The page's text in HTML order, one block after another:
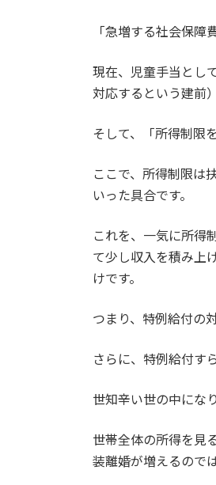
「急増する社会保
現在、児童手当とし
対応するという建前）
そして、「所得制限
ここで、所得制限は
いった具合です。
これを、一気に所得
て少し収入を積み上
けです。
つまり、特例給付の
さらに、特例給付す
世知辛い世の中にな
世帯全体の所得を見
装離婚が増えるので